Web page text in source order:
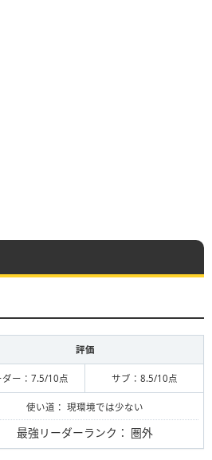
評価
ダー：7.5/10点 サブ：8.5/10点
使い道： 現環境では少ない
最強リーダーランク： 圏外